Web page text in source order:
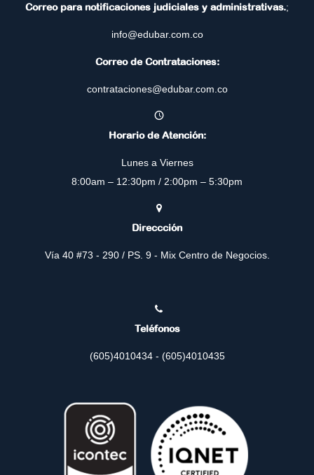
Correo para notificaciones judiciales y administrativas.;
info@edubar.com.co
Correo de Contrataciones:
contrataciones@edubar.com.co
Horario de Atención:
Lunes a Viernes
8:00am – 12:30pm / 2:00pm – 5:30pm
Direccción
Vía 40 #73 - 290 / PS. 9 - Mix Centro de Negocios.
Teléfonos
(605)4010434 - (605)4010435